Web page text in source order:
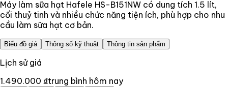
Máy làm sữa hạt Hafele HS-B151NW có dung tích 1.5 lít,
cối thuỷ tinh và nhiều chức năng tiện ích, phù hợp cho nhu
cầu làm sữa hạt cơ bản.
Biểu đồ giá Thông số kỹ thuật Thông tin sản phẩm
Lịch sử giá
1.490.000 ₫trung bình hôm nay